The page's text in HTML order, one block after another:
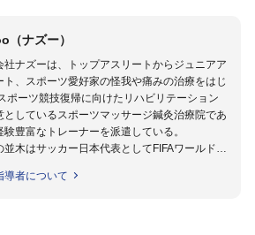
（ナズー）
社ナズーは、トップアスリートからジュニアア
ト、スポーツ愛好家の怪我や痛みの治療をはじ
ポーツ競技復帰に向けたリハビリテーション
としているスポーツマッサージ鍼灸治療院であ
験豊富なトレーナーを派遣している。
並木はサッカー日本代表としてFIFAワールドカ
U-23日本代表のアスレティックトレーナーと
導者について